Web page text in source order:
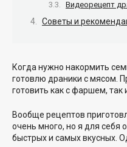
Видеорецепт
Советы и
Когда нужно накормить
готовлю драники с мясом.
готовить как с фаршем, так
Вообще рецептов
очень много, но я для себя
быстрых и самых вкусных.